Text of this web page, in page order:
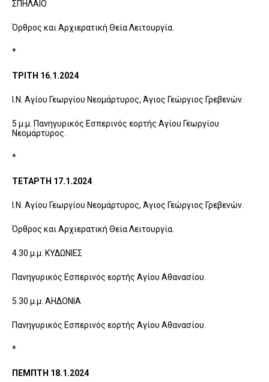
ΣΠΗΛΑΙΟ
Όρθρος και Αρχιερατική Θεία Λειτουργία.
*
ΤΡΙΤΗ 16.1.2024
Ι.Ν. Αγίου Γεωργίου Νεομάρτυρος, Άγιος Γεώργιος Γρεβενών.
5 μ.μ. Πανηγυρικός Εσπερινός εορτής Αγίου Γεωργίου
Νεομάρτυρος.
*
ΤΕΤΑΡΤΗ 17.1.2024
Ι.Ν. Αγίου Γεωργίου Νεομάρτυρος, Άγιος Γεώργιος Γρεβενών.
Όρθρος και Αρχιερατική Θεία Λειτουργία.
4.30 μ.μ. ΚΥΔΩΝΙΕΣ
Πανηγυρικός Εσπερινός εορτής Αγίου Αθανασίου.
5.30 μ.μ. ΑΗΔΟΝΙΑ
Πανηγυρικός Εσπερινός εορτής Αγίου Αθανασίου.
*
ΠΕΜΠΤΗ 18.1.2024